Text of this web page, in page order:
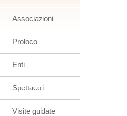
Associazioni
Proloco
Enti
Spettacoli
Visite guidate